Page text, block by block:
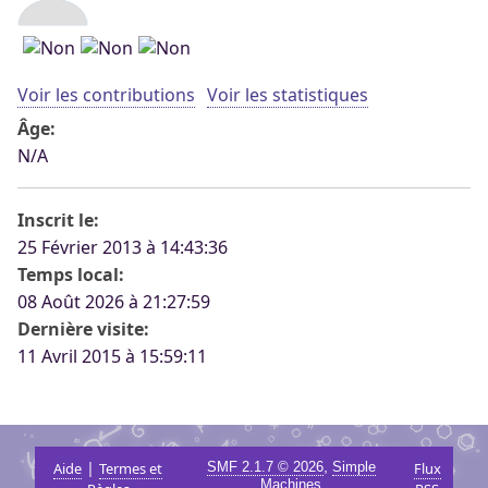
Voir les contributions Voir les statistiques
Âge:
N/A
Inscrit le:
25 Février 2013 à 14:43:36
Temps local:
08 Août 2026 à 21:27:59
Dernière visite:
11 Avril 2015 à 15:59:11
Aide |Termes et
SMF 2.1.7 © 2026, Simple
Machines
Flux